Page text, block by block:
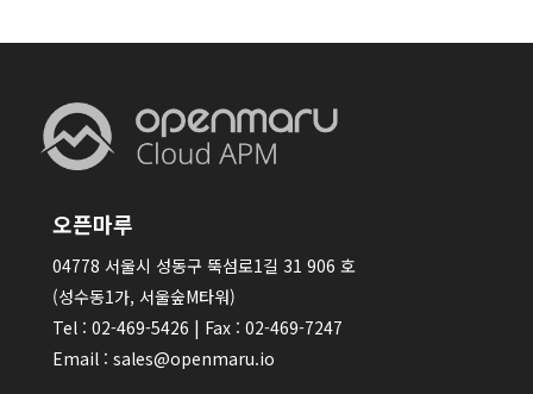
오픈마루
04778 서울시 성동구 뚝섬로1길 31 906 호
(성수동1가, 서울숲M타워)
Tel : 02-469-5426 | Fax : 02-469-7247
Email : sales@openmaru.io